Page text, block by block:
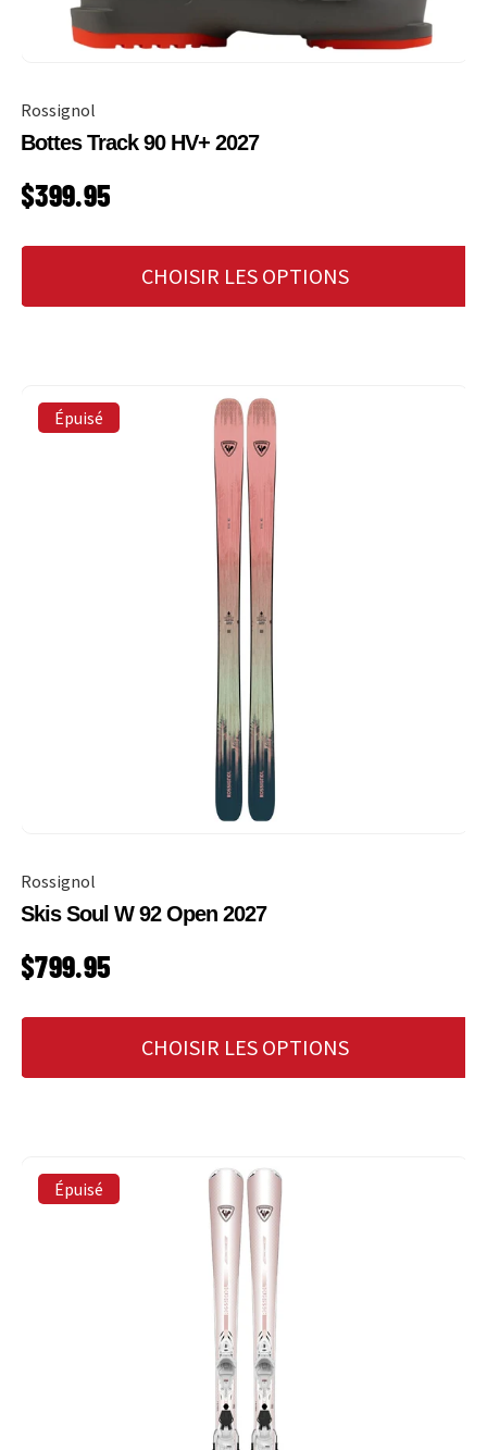
Rossignol
Bottes Track 90 HV+ 2027
PRIX HABITUEL
$399.95
CHOISIR LES OPTIONS
Épuisé
Rossignol
Skis Soul W 92 Open 2027
PRIX HABITUEL
$799.95
CHOISIR LES OPTIONS
Épuisé